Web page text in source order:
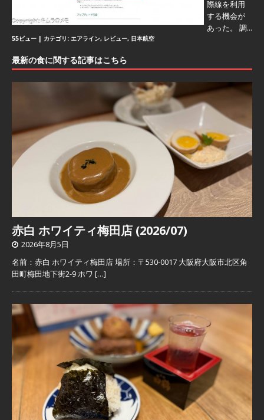
際線を利用
する機会が
あった。 調...
55ビュー | カテゴリ: エアライン, レビュー, 日本航空
最新の食に関する記事はこちら
赤白 ホワイティ梅田店 (2026/07)
2026年8月5日
名前：赤白 ホワイティ梅田店 場所：〒530-0017 大阪府大阪市北区角
田町梅田地下街2-9 ホワ […]